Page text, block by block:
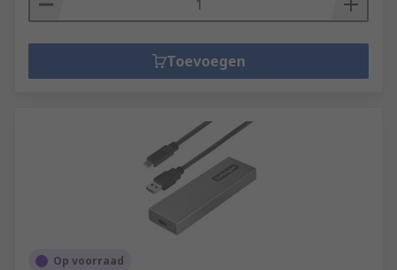
Toevoegen
Op voorraad